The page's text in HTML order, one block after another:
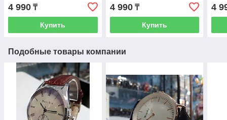
4 990 ₸
Купить
4 990₸
Купить
4
Подобные товары компании